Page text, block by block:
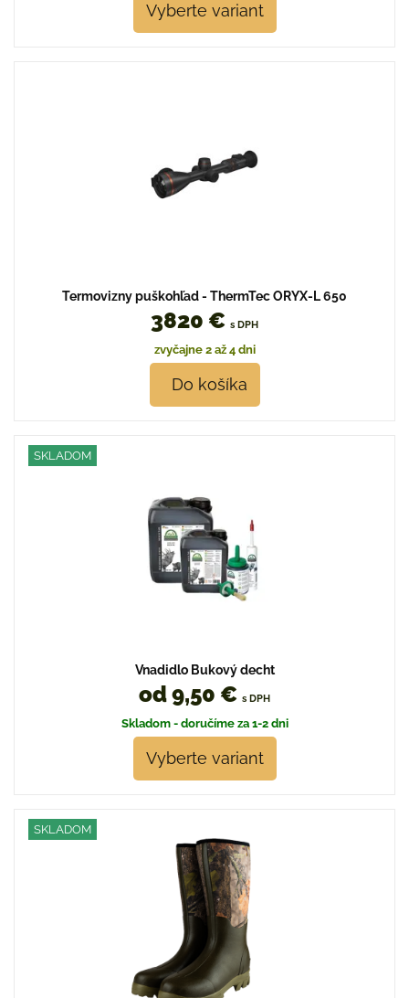
Vyberte variant
Termovizny puškohľad - ThermTec ORYX-L 650
3820 € s DPH
zvyčajne 2 až 4 dni
Do košíka
SKLADOM
Vnadidlo Bukový decht
od 9,50 € s DPH
Skladom - doručíme za 1-2 dni
Vyberte variant
SKLADOM